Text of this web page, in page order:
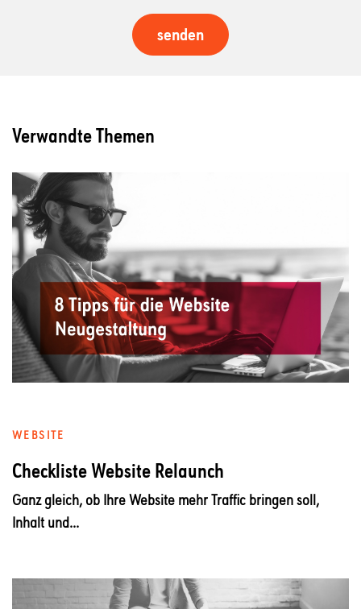
Verwandte Themen
WEBSITE
Checkliste Website Relaunch
Ganz gleich, ob Ihre Website mehr Traffic bringen soll,
Inhalt und...